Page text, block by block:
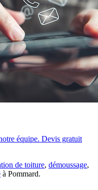
équipe. Devis gratuit
de toiture, démoussage,
à Pommard.